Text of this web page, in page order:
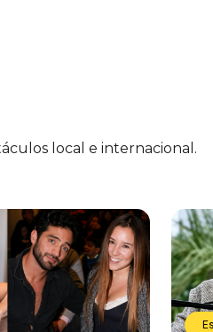
local e internacional.